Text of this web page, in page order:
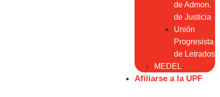
de Admon.
de Justicia
Unión
Progresista
de Letrados
MEDEL
Afiliarse a la UPF